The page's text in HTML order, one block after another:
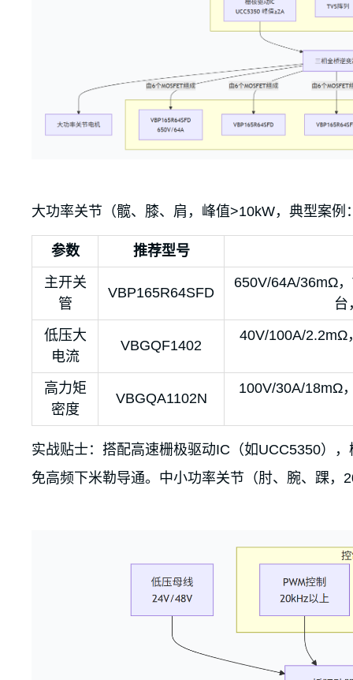
大功率关节（髋、膝、肩，峰值>10kW，典型案例
参数
推荐型号
主开关
管
VBP165R64SFD
650V/64A/36mΩ
台
低压大
电流
VBGQF1402
40V/100A/2.2mΩ
高力矩
密度
VBGQA1102N
100V/30A/18mΩ
实战贴士：搭配高速栅极驱动IC（如UCC5350）
免高频下米勒导通。中小功率关节（肘、腕、踝，